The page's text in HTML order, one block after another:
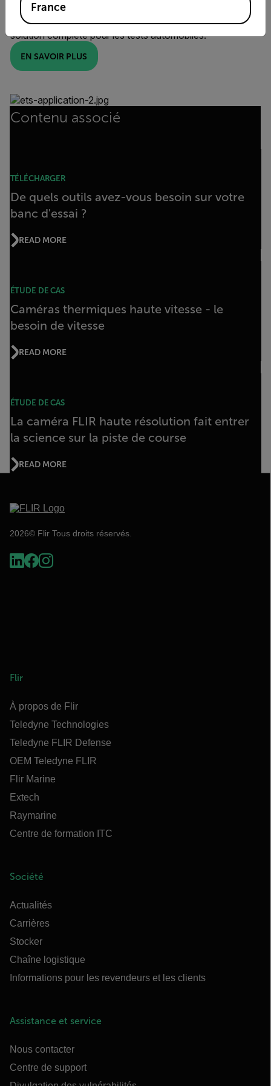
imprimé automobile. Associés à un logiciel d'analyse
avancé, les kits de bancs d'essai FLIR offrent une
solution complète pour les tests automobiles.
EN SAVOIR PLUS
Contenu associé
TÉLÉCHARGER
De quels outils avez-vous besoin sur votre
banc d'essai ?
READ MORE
ÉTUDE DE CAS
Caméras thermiques haute vitesse - le
besoin de vitesse
READ MORE
ÉTUDE DE CAS
La caméra FLIR haute résolution fait entrer
la science sur la piste de course
READ MORE
2026© Flir Tous droits réservés.
Flir
À propos de Flir
Teledyne Technologies
Teledyne FLIR Defense
OEM Teledyne FLIR
Flir Marine
Extech
Raymarine
Centre de formation ITC
Société
Actualités
Carrières
Stocker
Chaîne logistique
Informations pour les revendeurs et les clients
Assistance et service
Nous contacter
Centre de support
France